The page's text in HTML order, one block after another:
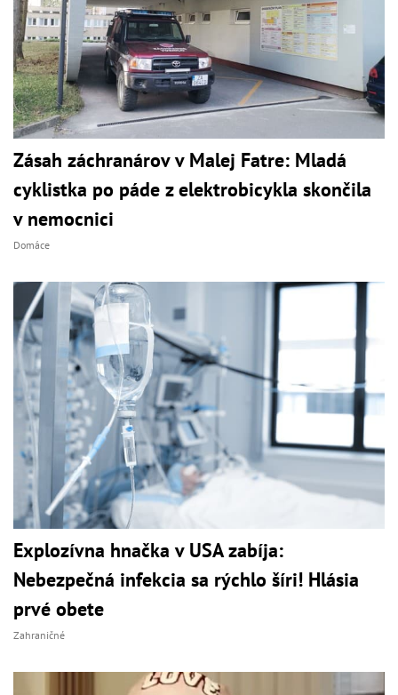
Zásah záchranárov v Malej Fatre: Mladá
cyklistka po páde z elektrobicykla skončila
v nemocnici
Domáce
Explozívna hnačka v USA zabíja:
Nebezpečná infekcia sa rýchlo šíri! Hlásia
prvé obete
Zahraničné